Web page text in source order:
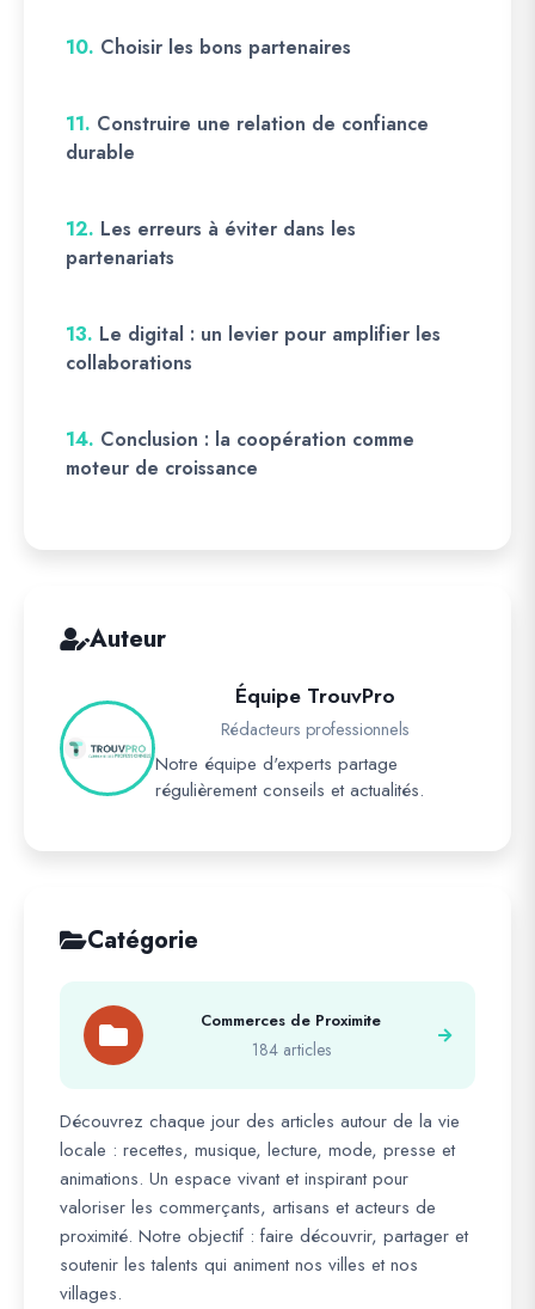
10. Choisir les bons partenaires
11. Construire une relation de confiance
durable
12. Les erreurs à éviter dans les
partenariats
13. Le digital : un levier pour amplifier les
collaborations
14. Conclusion : la coopération comme
moteur de croissance
Auteur
Équipe TrouvPro
Rédacteurs professionnels
Notre équipe d'experts partage
régulièrement conseils et actualités.
Catégorie
Commerces de Proximite
184 articles
Découvrez chaque jour des articles autour de la vie
locale : recettes, musique, lecture, mode, presse et
animations. Un espace vivant et inspirant pour
valoriser les commerçants, artisans et acteurs de
proximité. Notre objectif : faire découvrir, partager et
soutenir les talents qui animent nos villes et nos
villages.